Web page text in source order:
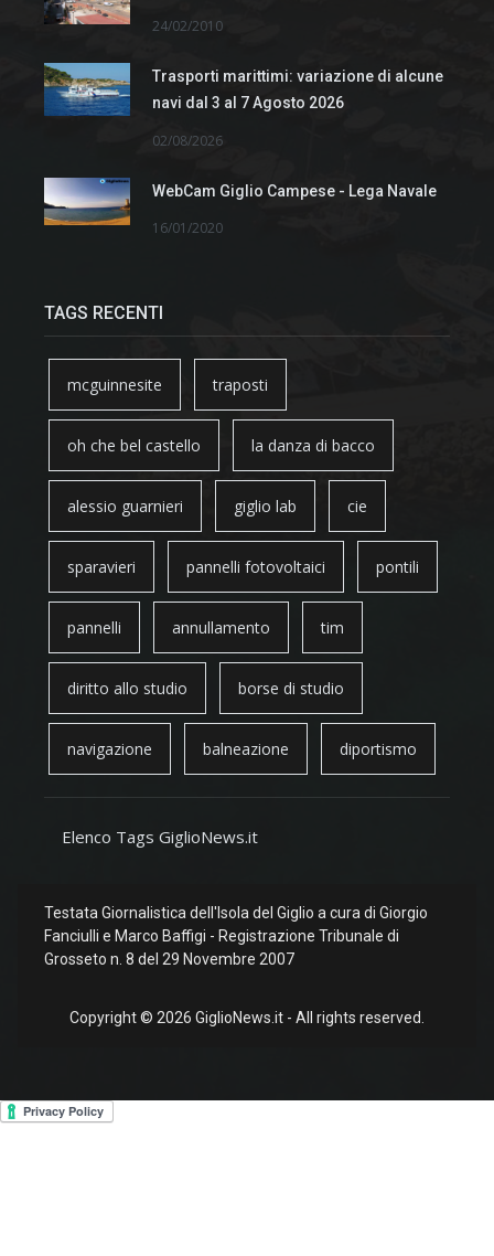
24/02/2010
Trasporti marittimi: variazione di alcune
navi dal 3 al 7 Agosto 2026
02/08/2026
WebCam Giglio Campese - Lega Navale
16/01/2020
TAGS RECENTI
mcguinnesite traposti
oh che bel castello la danza di bacco
alessio guarnieri giglio lab cie
sparavieri pannelli fotovoltaici pontili
pannelli annullamento tim
diritto allo studio borse di studio
navigazione balneazione diportismo
Elenco Tags GiglioNews.it
Testata Giornalistica dell'Isola del Giglio a cura di Giorgio
Fanciulli e Marco Baffigi - Registrazione Tribunale di
Grosseto n. 8 del 29 Novembre 2007
Copyright © 2026 GiglioNews.it - All rights reserved.